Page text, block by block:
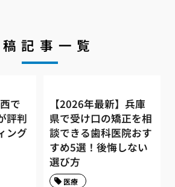
記事一覧
で
評判
ング
【2026年最新】兵庫
県で受け口の矯正を相
談できる歯科医院おす
すめ5選！後悔しない
選び方
医療